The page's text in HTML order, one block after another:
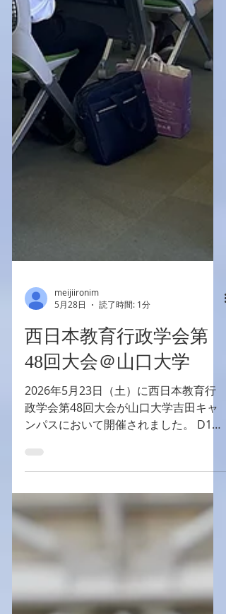
5月28日
読了時間: 1分
西日本教育行政学会第
48回大会＠山口大学
2026年5月23日（土）に西日本教育行
政学会第48回大会が山口大学吉田キャ
ンパスにおいて開催されました。 D1の
平山が個人研究報告を行いました。 以
礎自治体における「こども等の意見の
反映」の全国的動向とその課題―全国
調査と自治体こども計画の再分析―」
この度、西日本教育行政学会において
発表の機会をいただきありがとうござ
いました。本学会での研究発表は初め
ての経験であり、大変緊張致しました